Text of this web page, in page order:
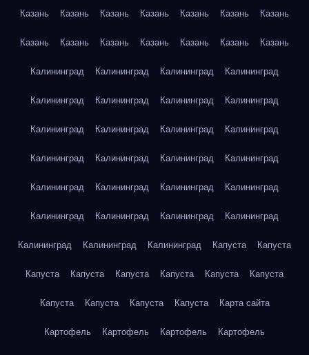
Казань Казань Казань Казань Казань Казань Казань
Казань Казань Казань Казань Казань Казань Казань
Калининград Калининград Калининград Калининград
Калининград Калининград Калининград Калининград
Калининград Калининград Калининград Калининград
Калининград Калининград Калининград Калининград
Калининград Калининград Калининград Калининград
Калининград Калининград Калининград Калининград
Калининград Калининград Калининград Капуста Капуста
Капуста Капуста Капуста Капуста Капуста Капуста
Капуста Капуста Капуста Капуста Карта сайта
Картофель Картофель Картофель Картофель